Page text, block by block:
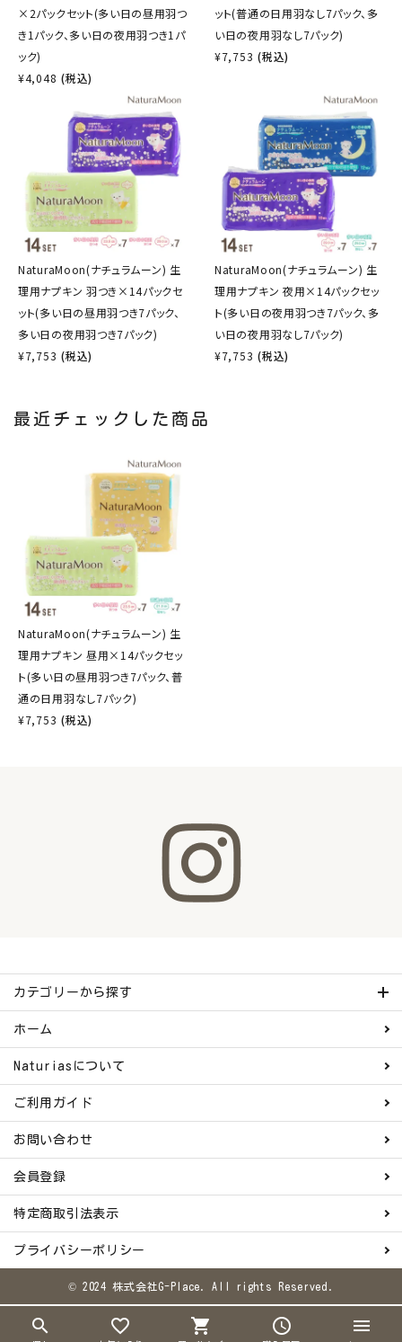
search favorite_border shopping_cart schedule menu
×2パックセット(多い日の昼用羽つ
き1パック、多い日の夜用羽つき1パ
ック)
¥4,048 (税込)
ット(普通の日用羽なし7パック、多
い日の夜用羽なし7パック)
¥7,753 (税込)
NaturaMoon(ナチュラムーン) 生
理用ナプキン 羽つき×14パックセ
ット(多い日の昼用羽つき7パック、
多い日の夜用羽つき7パック)
¥7,753 (税込)
NaturaMoon(ナチュラムーン) 生
理用ナプキン 夜用×14パックセッ
ト(多い日の夜用羽つき7パック、多
い日の夜用羽なし7パック)
¥7,753 (税込)
最近チェックした商品
NaturaMoon(ナチュラムーン) 生
理用ナプキン 昼用×14パックセッ
ト(多い日の昼用羽つき7パック、普
通の日用羽なし7パック)
¥7,753 (税込)
カテゴリーから探す
ホーム
Naturiasについて
ご利用ガイド
お問い合わせ
会員登録
特定商取引法表示
プライバシーポリシー
© 2024 株式会社G-Place. All rights Reserved.